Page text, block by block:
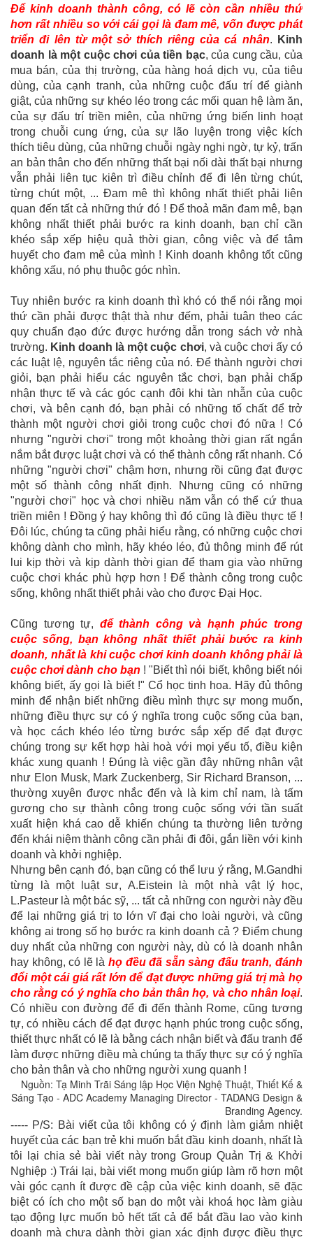
Để kinh doanh thành công, có lẽ còn cần nhiều thứ
hơn rất nhiều so với cái gọi là đam mê, vốn được phát
triển đi lên từ một sở thích riêng của cá nhân.
Kinh
doanh là một cuộc chơi của tiền bạc, của cung cầu, của
mua bán, của thị trường, của hàng hoá dịch vụ, của tiêu
dùng, của cạnh tranh, của những cuộc đấu trí để giành
giật, của những sự khéo léo trong các mối quan hệ làm ăn,
của sự đấu trí triền miên, của những ứng biến linh hoạt
trong chuỗi cung ứng, của sự lão luyện trong việc kích
thích tiêu dùng, của những chuỗi ngày nghi ngờ, tự kỷ, trấn
an bản thân cho đến những thất bại nối dài thất bại nhưng
vẫn phải liên tục kiên trì điều chỉnh để đi lên từng chút,
từng chút một, ... Đam mê thì không nhất thiết phải liên
quan đến tất cả những thứ đó ! Để thoả mãn đam mê, bạn
không nhất thiết phải bước ra kinh doanh, bạn chỉ cần
khéo sắp xếp hiệu quả thời gian, công việc và để tâm
huyết cho đam mê của mình ! Kinh doanh không tốt cũng
không xấu, nó phụ thuộc góc nhìn.
Tuy nhiên bước ra kinh doanh thì khó có thể nói rằng mọi
thứ cần phải được thật thà như đếm, phải tuân theo các
quy chuẩn đạo đức được hướng dẫn trong sách vở nhà
trường. Kinh doanh là một cuộc chơi, và cuộc chơi ấy có
các luật lệ, nguyên tắc riêng của nó. Để thành người chơi
giỏi, bạn phải hiểu các nguyên tắc chơi, bạn phải chấp
nhận thực tế và các góc cạnh đôi khi tàn nhẫn của cuộc
chơi, và bên cạnh đó, bạn phải có những tố chất để trở
thành một người chơi giỏi trong cuộc chơi đó nữa ! Có
nhưng "người chơi" trong một khoảng thời gian rất ngắn
nắm bắt được luật chơi và có thể thành công rất nhanh. Có
những "người chơi" chậm hơn, nhưng rồi cũng đạt được
một số thành công nhất định. Nhưng cũng có những
"người chơi" học và chơi nhiều năm vẫn có thể cứ thua
triền miên ! Đồng ý hay không thì đó cũng là điều thực tế !
Đôi lúc, chúng ta cũng phải hiểu rằng, có những cuộc chơi
không dành cho mình, hãy khéo léo, đủ thông minh để rút
lui kịp thời và kịp dành thời gian để tham gia vào những
cuộc chơi khác phù hợp hơn ! Để thành công trong cuộc
sống, không nhất thiết phải vào cho được Đại Học.
Cũng tương tự, để thành công và hạnh phúc trong
cuộc sống, bạn không nhất thiết phải bước ra kinh
doanh, nhất là khi cuộc chơi kinh doanh không phải là
cuộc chơi dành cho bạn ! "Biết thì nói biết, không biết nói
không biết, ấy gọi là biết !" Cổ học tinh hoa. Hãy đủ thông
minh để nhận biết những điều mình thực sự mong muốn,
những điều thực sự có ý nghĩa trong cuộc sống của bạn,
và học cách khéo léo từng bước sắp xếp để đạt được
chúng trong sự kết hợp hài hoà với mọi yếu tố, điều kiện
khác xung quanh ! Đúng là việc gần đây những nhân vật
như Elon Musk, Mark Zuckenberg, Sir Richard Branson, ...
thường xuyên được nhắc đến và là kim chỉ nam, là tấm
gương cho sự thành công trong cuộc sống với tần suất
xuất hiện khá cao dễ khiến chúng ta thường liên tưởng
đến khái niệm thành công cần phải đi đôi, gắn liền với kinh
doanh và khởi nghiệp.
Nhưng bên cạnh đó, bạn cũng có thể lưu ý rằng, M.Gandhi
từng là một luật sư, A.Eistein là một nhà vật lý học,
L.Pasteur là một bác sỹ, ... tất cả những con người này đều
để lại những giá trị to lớn vĩ đại cho loài người, và cũng
không ai trong số họ bước ra kinh doanh cả ? Điểm chung
duy nhất của những con người này, dù có là doanh nhân
hay không, có lẽ là họ đều đã sẵn sàng đấu tranh, đánh
đổi một cái giá rất lớn để đạt được những giá trị mà họ
cho rằng có ý nghĩa cho bản thân họ, và cho nhân loại.
Có nhiều con đường để đi đến thành Rome, cũng tương
tự, có nhiều cách để đạt được hạnh phúc trong cuộc sống,
thiết thực nhất có lẽ là bằng cách nhận biết và đấu tranh để
làm được những điều mà chúng ta thấy thực sự có ý nghĩa
cho bản thân và cho những người xung quanh !
Nguồn: Tạ Minh Trãi Sáng lập Học Viện Nghệ Thuật, Thiết Kế &
Sáng Tạo - ADC Academy Managing Director - TADANG Design &
Branding Agency.
----- P/S: Bài viết của tôi không có ý định làm giảm nhiệt
huyết của các bạn trẻ khi muốn bắt đầu kinh doanh, nhất là
tôi lại chia sẻ bài viết này trong Group Quản Trị & Khởi
Nghiệp :) Trái lại, bài viết mong muốn giúp làm rõ hơn một
vài góc cạnh ít được đề cập của việc kinh doanh, sẽ đặc
biệt có ích cho một số bạn do một vài khoá học làm giàu
tạo động lực muốn bỏ hết tất cả để bắt đầu lao vào kinh
doanh mà chưa dành thời gian xác định được điều thực